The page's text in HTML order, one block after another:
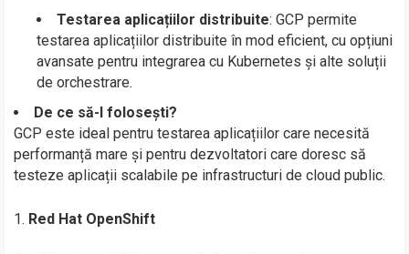
Testarea aplicațiilor distribuite: GCP permite
testarea aplicațiilor distribuite în mod eficient, cu opțiuni
avansate pentru integrarea cu Kubernetes și alte soluții
de orchestrare.
De ce să-l folosești?
GCP este ideal pentru testarea aplicațiilor care necesită
performanță mare și pentru dezvoltatori care doresc să
testeze aplicații scalabile pe infrastructuri de cloud public.
Red Hat OpenShift